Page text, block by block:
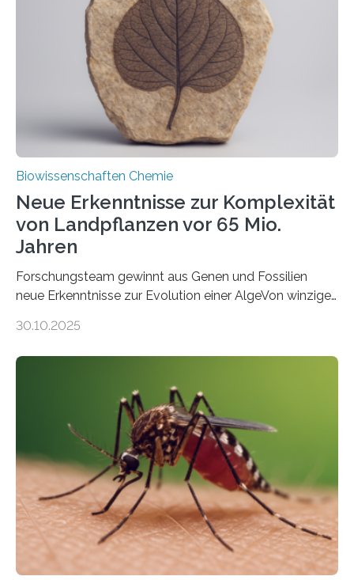
peroxisomalen Proteintransports in der Bäckerhefe
Saccharomyces cerevisiae entdeckt, der für die
Funktionsfähigkeit der Organellen entscheidend ist. Die
Studie wurde am 28. Oktober 2025 in der
Fachzeitschrift…
Biowissenschaften Chemie
Neue Erkenntnisse zur Komplexität
von Landpflanzen vor 65 Mio.
Jahren
Forschungsteam gewinnt aus Genen und Fossilien
neue Erkenntnisse zur Evolution einer AlgeVon winzigen
Landpflanzen zählen zu den komplexesten
Grünalgen, die vor Hunderten von Millionen Jahren
lebten. Unter den Vorfahren sticht eine Gruppe heraus,
die noch heute in der Natur vorkommt: die
Süßwasseralge Coleochaetophyceae. Einige Arten
dieser Gruppe bilden aus Zellfäden dichte Geflechte
mit scheibenförmiger Gestalt. Was auffällig ist: Die
nächsten…
30.10.2025